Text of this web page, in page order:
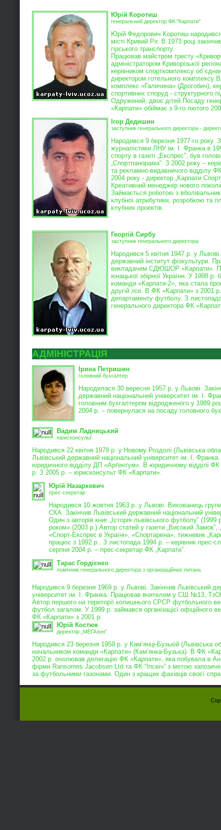
Юрій Коротиш
генеральний директор ФК "Карпати"
Юрій Федорович Коротиш
місті Кривий Ріг. В 1973 році
гірського транспорту.
Працював майстром тресту
адміністратором Криворізької
керівником спорткомплексу
директором готельного комплексу
комплекс «Галичина» (Дрогобич),
спортивних споруд - структурного
Одружений, двоє дітей. Посаду
«Карпати» обіймає з 9-го лютого
Ігор Дедишин
заступник генерального директора -
Народився 9 березня 1977-го року.
журналістики ЛНУ ім. І. Франка в
спорту в газеті „Експрес”, був
„Спортпанорама”. З 2002 року –
та рекламно-видавничого відділу
2004 року - директор „Карпати
Креативний менеджер нового
Займається роботою з
клубної атрибутики, розробкою та
клубних проектів.
Георгій Сирбу
заступник генерального директора
Народився 5 квітня 1947 р. у
державний інститут фізкультури.
викладачем СДЮШОР «Карпати».
юнацької збірної України. У 1998
команди «Карпати-2», яка стала
другій лізі. В ФК «Карпати» з 2001
департаменту футболу. З
генерального директора ФК
АДМІНІСТРАЦІЯ
Ірина Петришин
головний бухгалтер
Народилася 30 вересня 1957 р. у Львові.
державний національний університет ім. І.
головним бухгалтером відродженого у 1989
2004 р. – повернулася на посаду головного
Вадим Ладницький
юрисконсульт
Народився 22 квітня 1978 р. у Новому Роздолі (Львівська
Львівський державний національний університет ім. І.
юридичного відділу ДП «Арґентум». В юридичному відділі ФК
р. З 2005 р. – юрисконсульт ФК «Карпати».
Юрій Назаркевич
прес-секретар
Народився 10 жовтня 1963 р. у Львові. Вихованець групи
СКА. Закінчив Львівський державний національний
Один з авторів книг „Історія львівського футболу” (1999
роком» (2003 р.) Автор статей у газети „Високий Замок”,
«Спорт-Експрес в Україні», «Спортарена», тижневик
працює з 1992 р.. З листопада 1994 р. – керівник прес-
серпня 2004 р. – прес-секретар ФК „Карпати”.
Тарас Гордієнко
помічник генерального директора з організаційних питань
Народився 9 березня 1969 р. у Львові. Закінчив Львівський
університет ім. І. Франка. Працював вчителем у СШ №13,
Автор першого на території колишнього СРСР футбольного
футбол загалом. У 1999 р. займався організацієї офіційного
ФК «Карпати» з 2001 р.
Юрій Костюк
директор „МЕГАзон”
Народився 23 березня 1959 р. у Кам’янці-Бузькій (Львівська
начальником команди «Карпати» (Кам’янка-Бузька). В ФК
2002 р. очолював делегацію ФК «Карпати», яка побувала в
фірми Ransomes Jacobsen Ltd та ФК “Іпсвіч” з метою
за футбольними газонами. Один з кращих фахівців своєї